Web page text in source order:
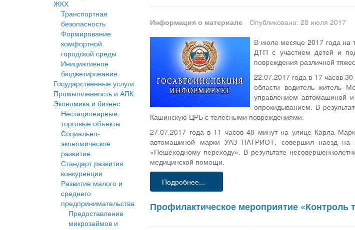
ЖКХ
Транспортная
безопасность
Формирование
комфортной
городской среды
Инициативное
бюджетирование
Государственные услуги
Промышленность и АПК
Экономика и бизнес
Нестационарные
торговые объекты
Социально-
экономическое
развитие
Стандарт развития
конкуренции
Развитие малого и
среднего
предпринимательства
Предоставление
микрозаймов и
Информация о материале
Опубликовано: 28 июля 2017
В июле месяце 2017 года
ДТП с участием детей и
повреждения различной
22.07.2017 года в 17 часов
области водитель житель
управлением автомашиной
опрокидыванием. В
Кашинскую ЦРБ с телесными повреждениями.
27.07.2017 года в 11 часов 40 минут на улице Карла
автомашиной марки УАЗ ПАТРИОТ, совершил наезд на
«Пешеходному переходу». В результате
медицинской помощи.
Подробнее...
Профилактическое мероприятие «Контроль